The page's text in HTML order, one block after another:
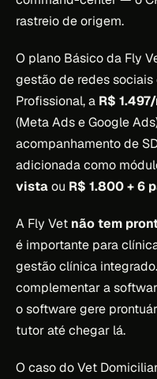
rastreio de origem.
O plano Básico da Fly
gestão de redes
Profissional, a R$
(Meta Ads e Google
acompanhamento de
adicionada como
vistaou R$ 1.800 + 6
A Fly Vet não tem
é importante para
gestão clínica
complementar a
o software gere
tutor até chegar lá.
O caso do Vet